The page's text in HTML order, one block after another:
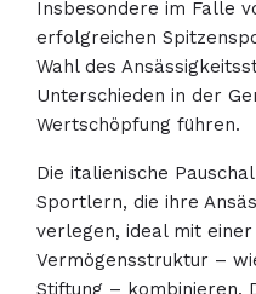
Insbesondere im Falle
erfolgreichen
Wahl des
Unterschieden in der
Wertschöpfung führen.
Die italienische
Sportlern, die ihre
verlegen, ideal mit
Vermögensstruktur –
Stiftung – kombinieren.